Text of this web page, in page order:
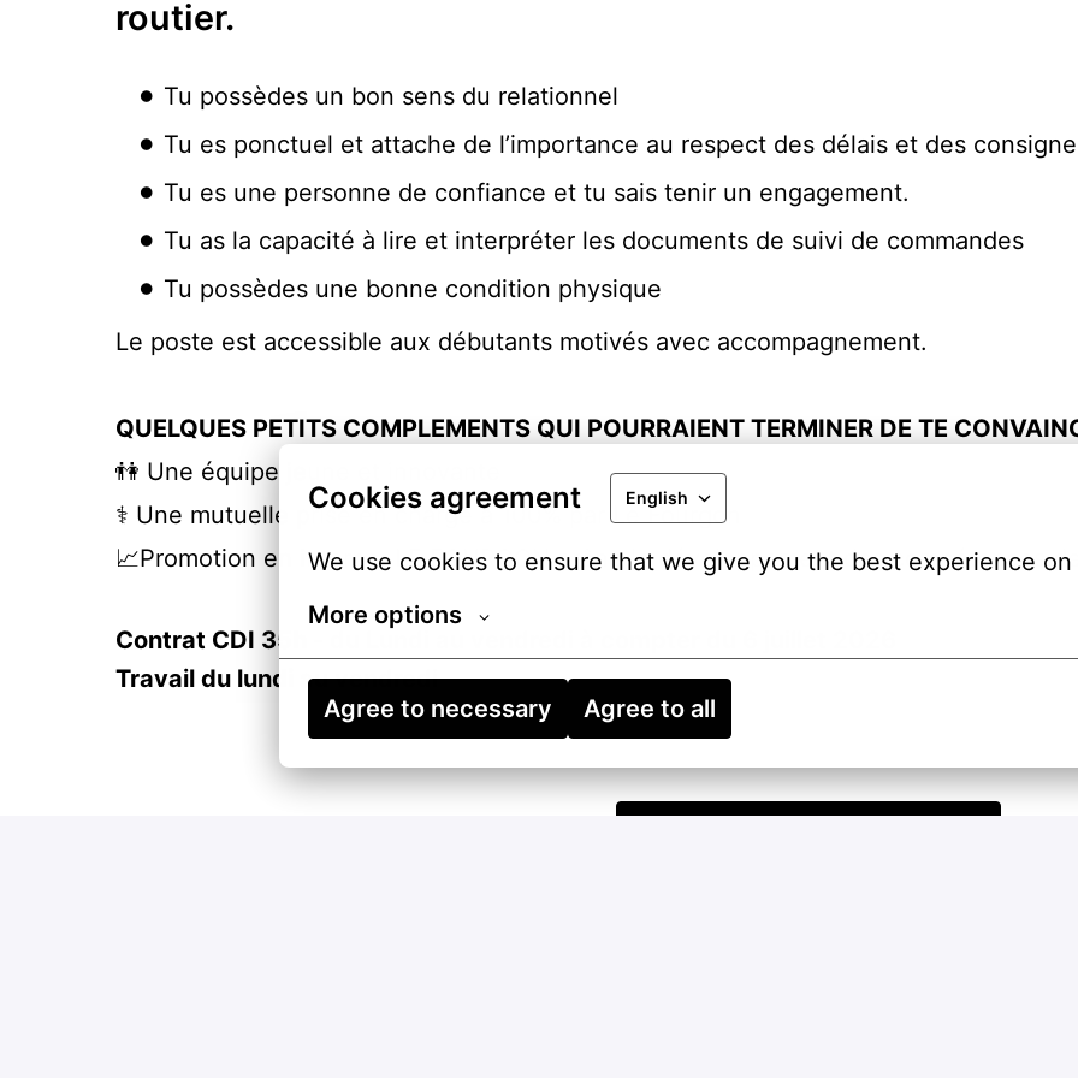
Cookies agreement English
We use cookies to ensure that we give you the best experience
More options
Agree to necessary Agree to all
routier.
Tu possèdes un bon sens du relationnel
Tu es ponctuel et attache de l’importance au respect des délais et des
Tu es une personne de confiance et tu sais tenir un engagement.
Tu as la capacité à lire et interpréter les documents de suivi de commandes
Tu possèdes une bonne condition physique
Le poste est accessible aux débutants motivés avec accompagnement.
QUELQUES PETITS COMPLEMENTS QUI POURRAIENT TERMINER DE TE
👫 Une équipe jeune et innovante
⚕️ Une mutuelle prise en charge à 100% par Le Fourgon
📈Promotion en interne: LE FOURGON prône le développement des compétences
Contrat CDI 35h - du Lundi au vendredi à compter du 6 juillet 2026
Travail du lundi au vendredi